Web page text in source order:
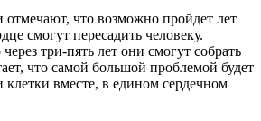
отмечают, что возможно пройдет лет
смогут пересадить человеку.
три-пять лет они смогут собрать
что самой большой проблемой будет
клетки вместе, в едином сердечном